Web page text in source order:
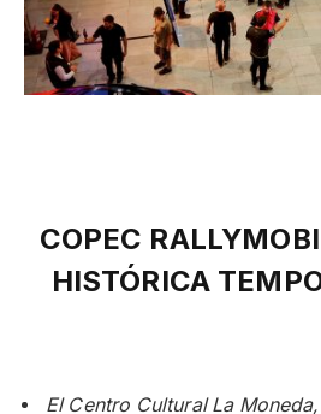
COPEC
HISTÓRICA
El Centro Cultural La